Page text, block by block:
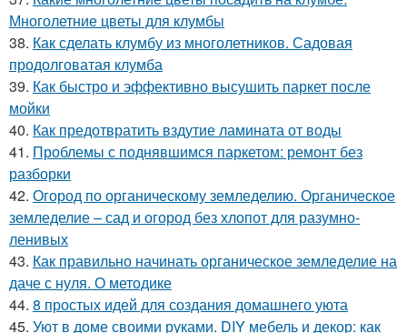
Многолетние цветы для клумбы
38. Как сделать клумбу из многолетников. Садовая
продолговатая клумба
39. Как быстро и эффективно высушить паркет после
мойки
40. Как предотвратить вздутие ламината от воды
41. Проблемы с поднявшимся паркетом: ремонт без
разборки
42. Огород по органическому земледелию. Органическое
земледелие – сад и огород без хлопот для разумно-
ленивых
43. Как правильно начинать органическое земледелие на
даче с нуля. О методике
44. 8 простых идей для создания домашнего уюта
45. Уют в доме своими руками. DIY мебель и декор: как